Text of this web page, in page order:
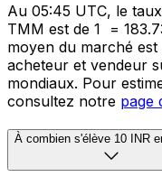
Au 05:45 UTC, le
TMM est de 1 ₹ =
moyen du marché
acheteur et vendeur
mondiaux. Pour
consultez notre page
À combien s'élève 10 INR